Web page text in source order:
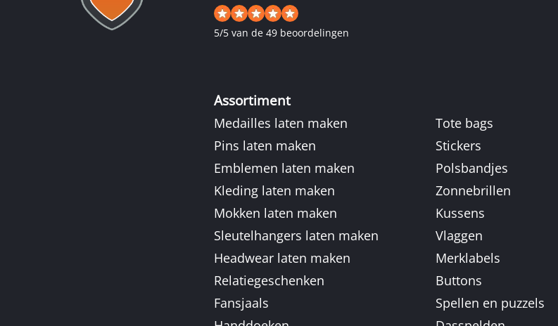
5/5 van de 49 beoordelingen
Assortiment
Medailles laten maken
Pins laten maken
Emblemen laten maken
Kleding laten maken
Mokken laten maken
Sleutelhangers laten maken
Headwear laten maken
Relatiegeschenken
Fansjaals
Tote bags
Stickers
Polsbandjes
Zonnebrillen
Kussens
Vlaggen
Merklabels
Buttons
Spellen en puzzels